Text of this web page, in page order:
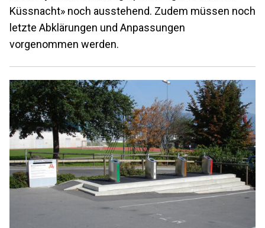
Küssnacht» noch ausstehend. Zudem müssen noch
letzte Abklärungen und Anpassungen
vorgenommen werden.